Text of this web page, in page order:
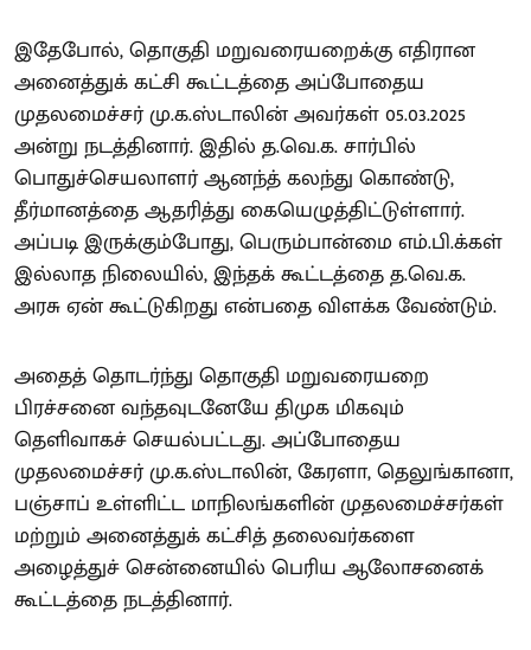
இதேபோல், தொகுதி மறுவரையறைக்கு எதிரான
அனைத்துக் கட்சி கூட்டத்தை அப்போதைய
முதலமைச்சர் மு.க.ஸ்டாலின் அவர்கள் 05.03.2025
அன்று நடத்தினார். இதில் த.வெ.க. சார்பில்
பொதுச்செயலாளர் ஆனந்த் கலந்து கொண்டு,
தீர்மானத்தை ஆதரித்து கையெழுத்திட்டுள்ளார்.
அப்படி இருக்கும்போது, பெரும்பான்மை எம்.பி.க்கள்
இல்லாத நிலையில், இந்தக் கூட்டத்தை த.வெ.க.
அரசு ஏன் கூட்டுகிறது என்பதை விளக்க வேண்டும்.
அதைத் தொடர்ந்து தொகுதி மறுவரையறை
பிரச்சனை வந்தவுடனேயே திமுக மிகவும்
தெளிவாகச் செயல்பட்டது. அப்போதைய
முதலமைச்சர் மு.க.ஸ்டாலின், கேரளா, தெலுங்கானா,
பஞ்சாப் உள்ளிட்ட மாநிலங்களின் முதலமைச்சர்கள்
மற்றும் அனைத்துக் கட்சித் தலைவர்களை
அழைத்துச் சென்னையில் பெரிய ஆலோசனைக்
கூட்டத்தை நடத்தினார்.